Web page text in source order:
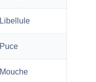
Libellule
Puce
Mouche